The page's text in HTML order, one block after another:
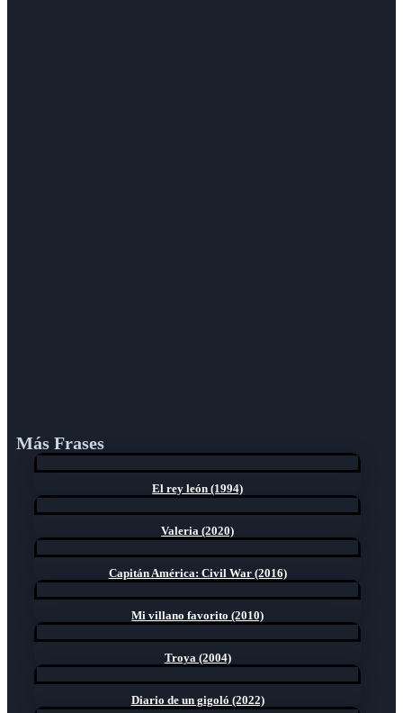
Más Frases
El rey león (1994)
Valeria (2020)
Capitán América: Civil War (2016)
Mi villano favorito (2010)
Troya (2004)
Diario de un gigoló (2022)